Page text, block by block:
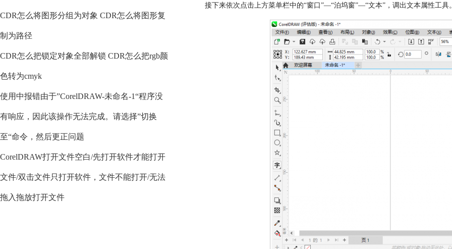
CDR怎么将图形分组为对象 CDR怎么将图形复
制为路径
CDR怎么把锁定对象全部解锁 CDR怎么把rgb颜
色转为cmyk
使用中报错由于”CorelDRAW-未命名-1“程序没
有响应，因此该操作无法完成。请选择”切换
至“命令，然后更正问题
CorelDRAW打开文件空白/先打开软件才能打开
文件/双击文件只打开软件，文件不能打开/无法
拖入拖放打开文件
接下来依次点击上方菜单栏中的“窗口”—“泊坞窗”—“文本”，调出文本属性工具